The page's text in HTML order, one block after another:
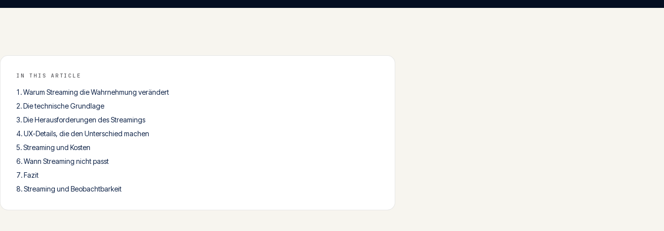
IN THIS ARTICLE
Warum Streaming die Wahrnehmung verändert
Die technische Grundlage
Die Herausforderungen des Streamings
UX-Details, die den Unterschied machen
Streaming und Kosten
Wann Streaming nicht passt
Fazit
Streaming und Beobachtbarkeit